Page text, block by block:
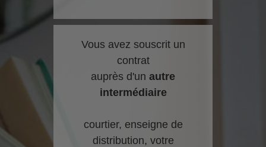
Vous avez souscrit un
contrat
auprès d'un autre
intermédiaire
courtier, enseigne de
distribution, votre